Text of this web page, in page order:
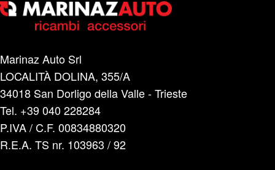
Marinaz Auto Srl
LOCALITÀ DOLINA, 355/A
34018 San Dorligo della Valle - Trieste
Tel. +39 040 228284
P.IVA / C.F. 00834880320
R.E.A. TS nr. 103963 / 92